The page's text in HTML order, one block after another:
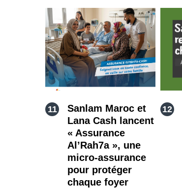
Sanlam Maroc et
Lana Cash lancent
« Assurance
Al’Rah7a », une
micro-assurance
pour protéger
chaque foyer